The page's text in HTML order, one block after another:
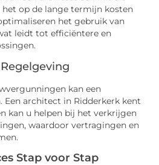
het op de lange termijn kosten
het gebruik van
leidt tot efficiëntere en
kan een
Een architect in Ridderkerk kent
kan u helpen bij het verkrijgen
waardoor vertragingen en
Stap voor Stap